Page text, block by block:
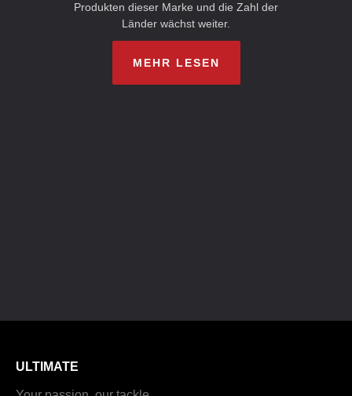
Produkten dieser Marke und die Zahl der
Länder wächst weiter.
MEHR LESEN
ULTIMATE